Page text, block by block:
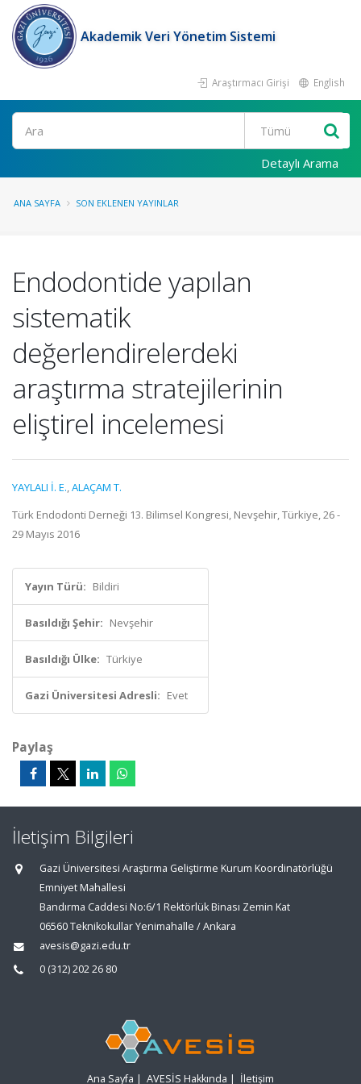
Akademik Veri Yönetim Sistemi
Araştırmacı Girişi English
Ara
Detaylı Arama
ANA SAYFA SON EKLENEN YAYINLAR
Endodontide yapılan
sistematik
değerlendirelerdeki
araştırma stratejilerinin
eliştirel incelemesi
YAYLALI İ. E.,ALAÇAM T.
Türk Endodonti Derneği 13. Bilimsel Kongresi, Nevşehir, Türkiye, 26 -
29 Mayıs 2016
Yayın Türü: Bildiri
Basıldığı Şehir: Nevşehir
Basıldığı Ülke: Türkiye
Gazi Üniversitesi Adresli: Evet
Paylaş
İletişim Bilgileri
Gazi Üniversitesi Araştırma Geliştirme Kurum Koordinatörlüğü
Emniyet Mahallesi
Bandırma Caddesi No:6/1 Rektörlük Binası Zemin Kat
06560 Teknikokullar Yenimahalle / Ankara
avesis@gazi.edu.tr
0 (312) 202 26 80
Ana Sayfa | AVESİS Hakkında | İletişim